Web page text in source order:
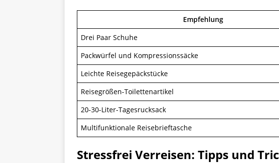
Empfehlung
Drei Paar Schuhe
Packwürfel und Kompressionssäcke
Leichte Reisegepäckstücke
Reisegrößen-Toilettenartikel
20-30-Liter-Tagesrucksack
Multifunktionale Reisebrieftasche
Stressfrei Verreisen: Tipps und